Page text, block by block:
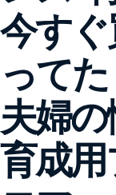
今す
って
夫婦
育成